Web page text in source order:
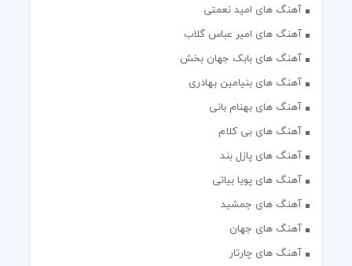
آهنگ های امید نعمتی
آهنگ های امیر عباس گلاب
آهنگ های بابک جهان بخش
آهنگ های بنیامین بهادری
آهنگ های بهنام بانی
آهنگ های بی کلام
آهنگ های پازل بند
آهنگ های پویا بیاتی
آهنگ های جمشید
آهنگ های جهان
آهنگ های چارتار